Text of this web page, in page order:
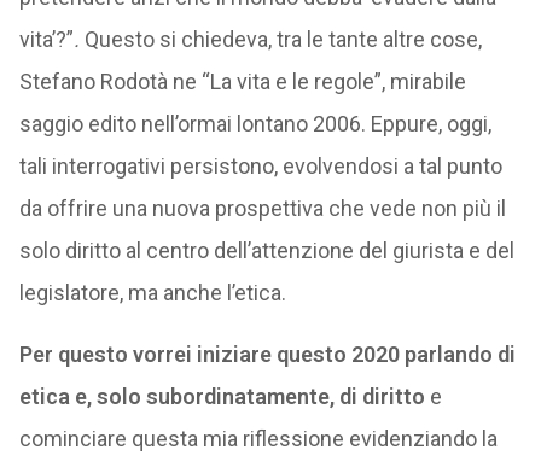
vita’?”. Questo si chiedeva, tra le tante altre cose,
Stefano Rodotà ne “La vita e le regole”, mirabile
saggio edito nell’ormai lontano 2006. Eppure, oggi,
tali interrogativi persistono, evolvendosi a tal punto
da offrire una nuova prospettiva che vede non più il
solo diritto al centro dell’attenzione del giurista e del
legislatore, ma anche l’etica.
Per questo vorrei iniziare questo 2020 parlando di
etica e, solo subordinatamente, di diritto e
cominciare questa mia riflessione evidenziando la